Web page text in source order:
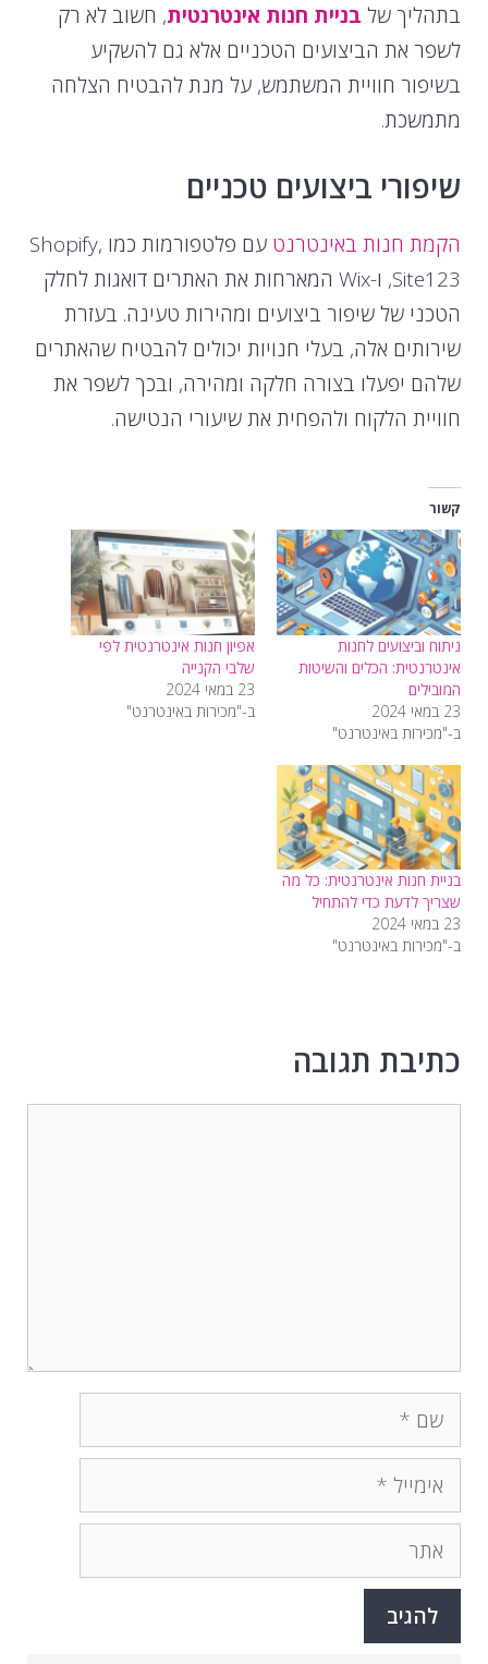
בתהליך של בניית חנות אינטרנטית, חשוב לא רק
לשפר את הביצועים הטכניים אלא גם להשקיע
בשיפור חוויית המשתמש, על מנת להבטיח הצלחה
מתמשכת.
שיפורי ביצועים טכניים
הקמת חנות באינטרנט
עם פלטפורמות כמו Shopify,
Site123, ו-Wix המארחות את האתרים דואגות לחלק
הטכני של שיפור ביצועים ומהירות טעינה. בעזרת
שירותים אלה, בעלי חנויות יכולים להבטיח שהאתרים
שלהם יפעלו בצורה חלקה ומהירה, ובכך לשפר את
חוויית הלקוח ולהפחית את שיעורי הנטישה.
קשור
ניתוח וביצועים לחנות
אינטרנטית: הכלים והשיטות
המובילים
23 במאי 2024
ב-"מכירות באינטרנט"
אפיון חנות אינטרנטית לפי
שלבי הקנייה
23 במאי 2024
ב-"מכירות באינטרנט"
בניית חנות אינטרנטית: כל מה
שצריך לדעת כדי להתחיל
23 במאי 2024
ב-"מכירות באינטרנט"
כתיבת תגובה
שם
אימייל
אתר